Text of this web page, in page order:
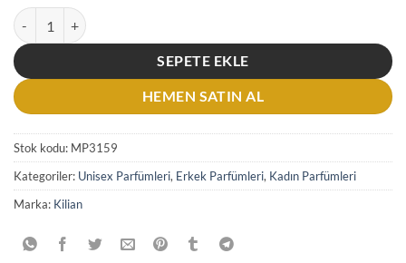
By Kilian Angels' Share EDP 50 ML Unisex Parfüm adet
SEPETE EKLE
HEMEN SATIN AL
Stok kodu: MP3159
Kategoriler: Unisex Parfümleri, Erkek Parfümleri, Kadın Parfümleri
Marka: Kilian